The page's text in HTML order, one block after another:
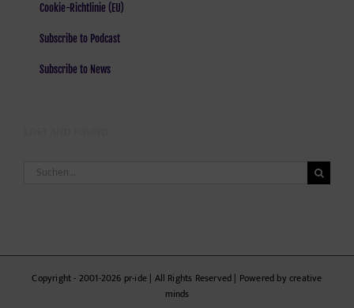
Cookie-Richtlinie (EU)
Subscribe to Podcast
Subscribe to News
Suche
Copyright - 2001-2026 pr-ide | All Rights Reserved | Powered by creative
minds